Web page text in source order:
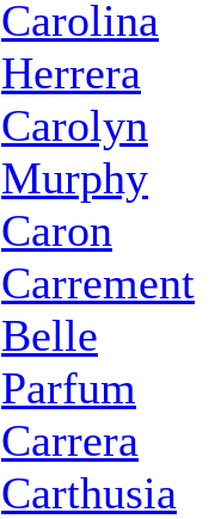
Carolina
Herrera
Carolyn
Murphy
Caron
Carrement
Belle
Parfum
Carrera
Carthusia